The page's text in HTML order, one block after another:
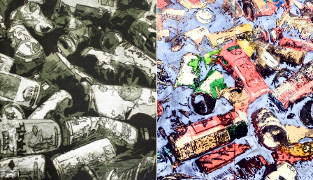
Ock Jinhwa｜Ock Jin-hwa｜Artist｜Korea｜옥진화
｜Pop art｜Print｜Digital｜NFT
구독하기
카카오톡 라인 트위터
밴드 네이버 블로그 Pocket